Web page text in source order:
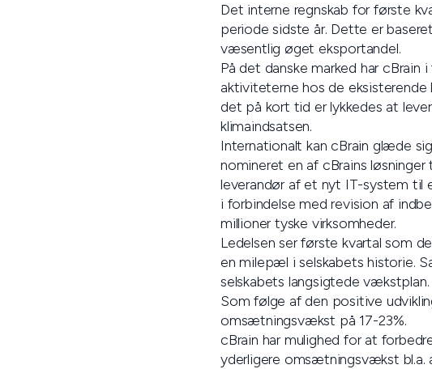
Det interne regnskab for første
periode sidste år. Dette er
væsentlig øget eksportandel.
På det danske marked har
aktiviteterne hos de
det på kort tid er lykkedes at
klimaindsatsen.
Internationalt kan cBrain glæde
nomineret en af cBrains
leverandør af et nyt IT-system til
i forbindelse med revision af
millioner tyske virksomheder.
Ledelsen ser første kvartal som
en milepæl i selskabets historie.
selskabets langsigtede vækstplan.
Som følge af den positive
omsætningsvækst på 17-23%.
cBrain har mulighed for at
yderligere omsætningsvækst